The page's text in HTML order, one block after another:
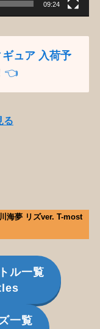
09:24
ュア 入荷予
👈️
る
海夢 リズver. T-most
ル一覧
一覧